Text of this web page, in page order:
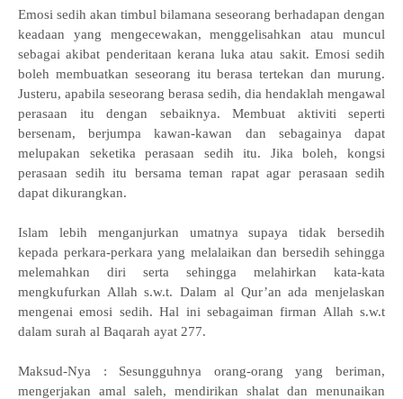
Emosi sedih akan timbul bilamana seseorang berhadapan dengan
keadaan yang mengecewakan, menggelisahkan atau muncul
sebagai akibat penderitaan kerana luka atau sakit. Emosi sedih
boleh membuatkan seseorang itu berasa tertekan dan murung.
Justeru, apabila seseorang berasa sedih, dia hendaklah mengawal
perasaan itu dengan sebaiknya. Membuat aktiviti seperti
bersenam, berjumpa kawan-kawan dan sebagainya dapat
melupakan seketika perasaan sedih itu. Jika boleh, kongsi
perasaan sedih itu bersama teman rapat agar perasaan sedih
dapat dikurangkan.
Islam lebih menganjurkan umatnya supaya tidak bersedih
kepada perkara-perkara yang melalaikan dan bersedih sehingga
melemahkan diri serta sehingga melahirkan kata-kata
mengkufurkan Allah s.w.t. Dalam al Qur’an ada menjelaskan
mengenai emosi sedih. Hal ini sebagaiman firman Allah s.w.t
dalam surah al Baqarah ayat 277.
Maksud-Nya : Sesungguhnya orang-orang yang beriman,
mengerjakan amal saleh, mendirikan shalat dan menunaikan